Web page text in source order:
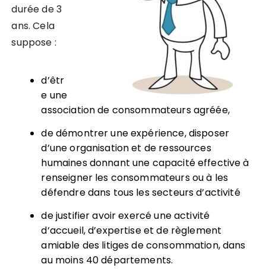
durée de 3
ans. Cela
suppose :
d’êtr
e une
association de consommateurs agréée,
de démontrer une expérience, disposer
d’une organisation et de ressources
humaines donnant une capacité effective à
renseigner les consommateurs ou à les
défendre dans tous les secteurs d’activité
de justifier avoir exercé une activité
d’accueil, d’expertise et de règlement
amiable des litiges de consommation, dans
au moins 40 départements.